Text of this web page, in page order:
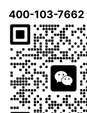
400-103-7662